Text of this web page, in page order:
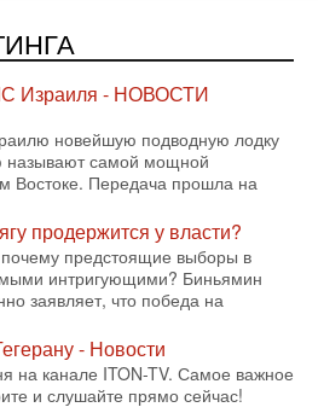
готовит взрыв!
TV СЕРГЕЙ МИГДАЛЬ, эксперт
офицер запаса
полиции Израиля, автор
ХАМАСа - НОВОСТИ
Трамп заявил о
соглашения о полном
вооруженных группировок в
крайних мер? Разбор и
Давида Шарпа
Ирана и США накаляется
в самый последний момент
тяжелых ударов
Израиля - НОВОСТИ
новейшую подводную лодку
называют самой мощной
Востоке. Передача прошла на
продержится у власти?
предстоящие выборы в
интригующими? Биньямин
заявляет, что победа на
- Новости
на канале ITON-TV. Самое важное
и слушайте прямо сейчас!